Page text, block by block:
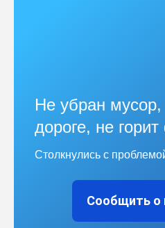
Не убран
дороге, не
Столкнулись с
Сообщить о